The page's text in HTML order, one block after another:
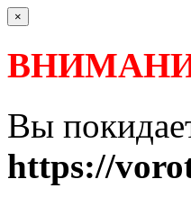
×
Вы
https://